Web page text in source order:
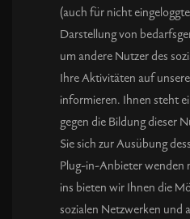
(auch für nicht
Darstellung von
um andere Nutzer des
Ihre Aktivitäten auf
informieren. Ihnen steht
gegen die Bildung dieser
Sie sich zur Ausübung
Plug-in-Anbieter wenden
ins bieten wir Ihnen die
sozialen Netzwerken und